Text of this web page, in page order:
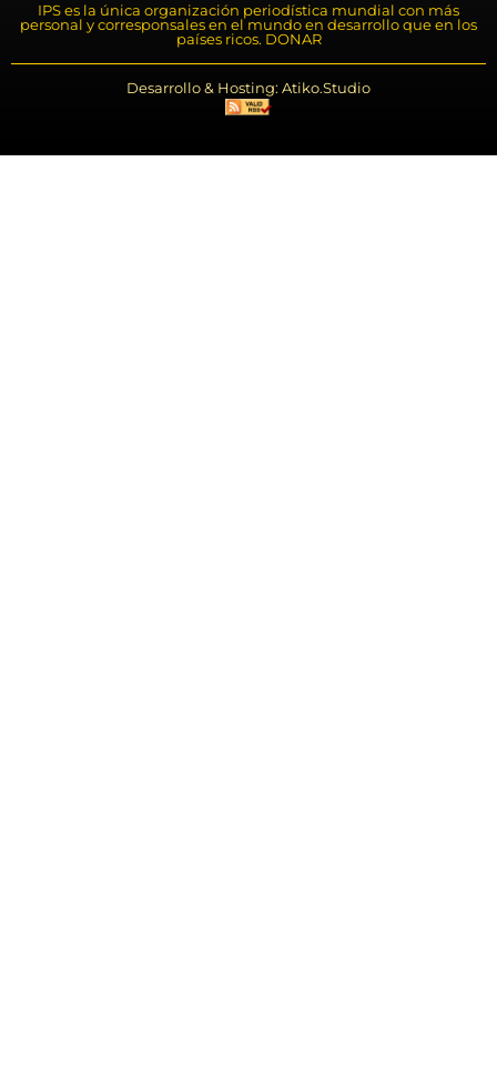
IPS es la única organización periodística mundial con más
personal y corresponsales en el mundo en desarrollo que en los
países ricos. DONAR
Desarrollo & Hosting: Atiko.Studio